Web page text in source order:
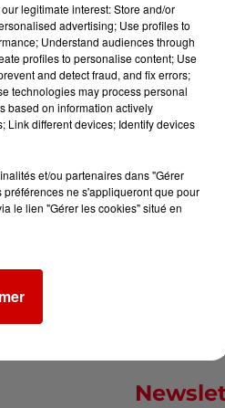
legitimate interest: Store and/or
advertising; Use profiles to
Understand audiences through
profiles to personalise content; Use
and detect fraud, and fix errors;
technologies may process personal
based on information actively
Link different devices; Identify devices
et/ou partenaires dans "Gérer
ne s'appliqueront que pour
le lien "Gérer les cookies" situé en